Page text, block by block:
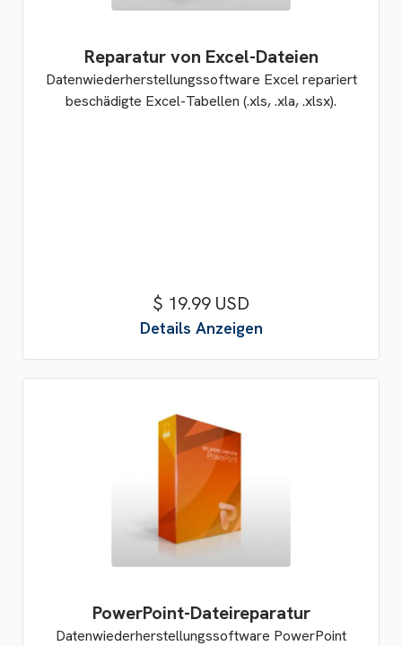
Reparatur von Excel-Dateien
Datenwiederherstellungssoftware Excel repariert
beschädigte Excel-Tabellen (.xls, .xla, .xlsx).
$ 19.99 USD
Details Anzeigen
PowerPoint-Dateireparatur
Datenwiederherstellungssoftware PowerPoint